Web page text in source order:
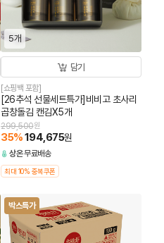
5개
담기
[쇼핑백 포함]
[26추석 선물세트특가]비비고 초사리
곱창돌김 캔김X5개
299,500원
35%194,675원
상온무료배송
최대 10% 중복쿠폰
박스특가